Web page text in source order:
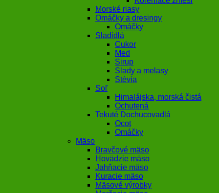
Morské riasy
Omáčky a dresingy
Omáčky
Sladidlá
Cukor
Med
Sirup
Slady a melasy
Stévia
Soľ
Himalájska, morská čistá
Ochutená
Tekuté Dochucovadlá
Ocot
Omáčky
Mäso
Bravčové mäso
Hovädzie mäso
Jahňacie mäso
Kuracie mäso
Mäsové výrobky